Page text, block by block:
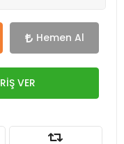
Hemen Al
VER